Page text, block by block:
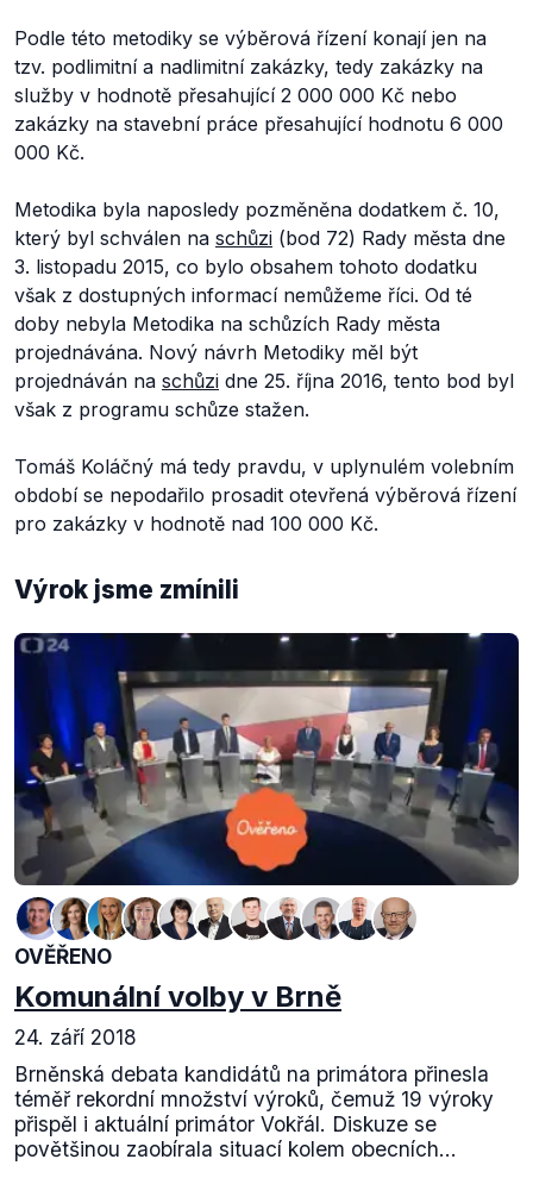
Podle této metodiky se výběrová řízení konají jen na
tzv. podlimitní a nadlimitní zakázky, tedy zakázky na
služby v hodnotě přesahující 2 000 000 Kč nebo
zakázky na stavební práce přesahující hodnotu 6 000
000 Kč.
Metodika byla naposledy pozměněna dodatkem č. 10,
který byl schválen na schůzi (bod 72) Rady města dne
3. listopadu 2015, co bylo obsahem tohoto dodatku
však z dostupných informací nemůžeme říci. Od té
doby nebyla Metodika na schůzích Rady města
projednávána. Nový návrh Metodiky měl být
projednáván na schůzi dne 25. října 2016, tento bod byl
však z programu schůze stažen.
Tomáš Koláčný má tedy pravdu, v uplynulém volebním
období se nepodařilo prosadit otevřená výběrová řízení
pro zakázky v hodnotě nad 100 000 Kč.
Výrok jsme zmínili
OVĚŘENO
Komunální volby v Brně
24. září 2018
Brněnská debata kandidátů na primátora přinesla
téměř rekordní množství výroků, čemuž 19 výroky
přispěl i aktuální primátor Vokřál. Diskuze se
povětšinou zaobírala situací kolem obecních...